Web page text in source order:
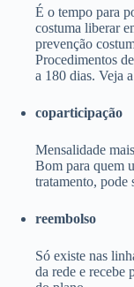
É o tempo para
costuma liberar
prevenção
Procedimentos
a 180 dias. Veja
coparticipação
Mensalidade
Bom para quem
tratamento, pode
reembolso
Só existe nas
da rede e recebe